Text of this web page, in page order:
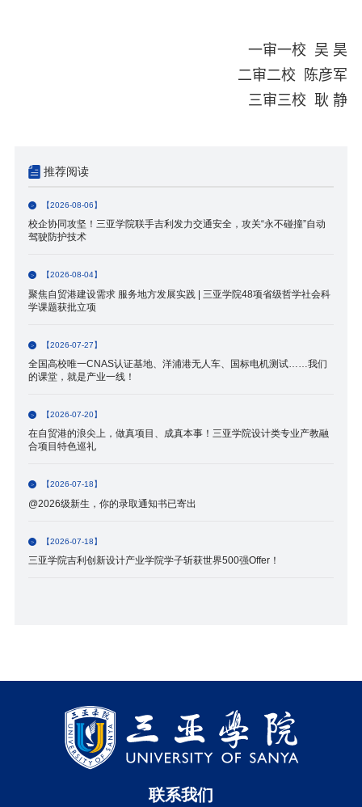
一审一校 吴 昊
二审二校 陈彦军
三审三校 耿 静
推荐阅读
【2026-08-06】
校企协同攻坚！三亚学院联手吉利发力交通安全，攻关“永不碰撞”自动
驾驶防护技术
【2026-08-04】
聚焦自贸港建设需求 服务地方发展实践 | 三亚学院48项省级哲学社会科
学课题获批立项
【2026-07-27】
全国高校唯一CNAS认证基地、洋浦港无人车、国标电机测试……我们
的课堂，就是产业一线！
【2026-07-20】
在自贸港的浪尖上，做真项目、成真本事！三亚学院设计类专业产教融
合项目特色巡礼
【2026-07-18】
@2026级新生，你的录取通知书已寄出
【2026-07-18】
三亚学院吉利创新设计产业学院学子斩获世界500强Offer！
联系我们